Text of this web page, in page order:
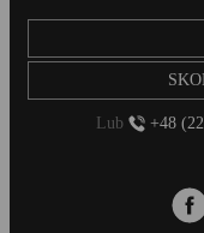
Lub +48